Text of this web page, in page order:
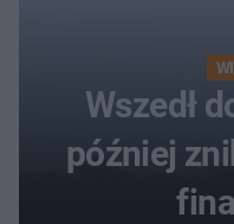
Wszedł
później